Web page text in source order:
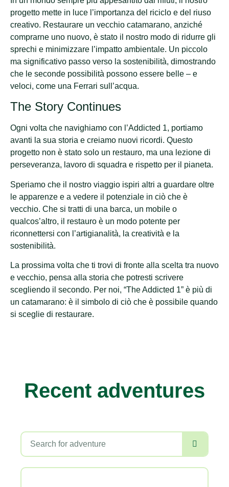
progetto mette in luce l’importanza del riciclo e del riuso
creativo. Restaurare un vecchio catamarano, anziché
comprarne uno nuovo, è stato il nostro modo di ridurre gli
sprechi e minimizzare l’impatto ambientale. Un piccolo
ma significativo passo verso la sostenibilità, dimostrando
che le seconde possibilità possono essere belle – e
veloci, come una Ferrari sull’acqua.
The Story Continues
Ogni volta che navighiamo con l’Addicted 1, portiamo
avanti la sua storia e creiamo nuovi ricordi. Questo
progetto non è stato solo un restauro, ma una lezione di
perseveranza, lavoro di squadra e rispetto per il pianeta.
Speriamo che il nostro viaggio ispiri altri a guardare oltre
le apparenze e a vedere il potenziale in ciò che è
vecchio. Che si tratti di una barca, un mobile o
qualcos’altro, il restauro è un modo potente per
riconnettersi con l’artigianalità, la creatività e la
sostenibilità.
La prossima volta che ti trovi di fronte alla scelta tra nuovo
e vecchio, pensa alla storia che potresti scrivere
scegliendo il secondo. Per noi, “The Addicted 1” è più di
un catamarano: è il simbolo di ciò che è possibile quando
si sceglie di restaurare.
Recent adventures